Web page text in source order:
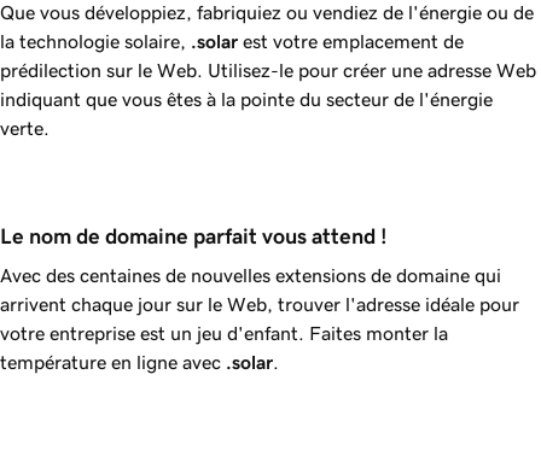
Que vous développiez, fabriquiez ou vendiez de l'énergie ou de
la technologie solaire,
.solar est votre emplacement de
prédilection sur le Web. Utilisez-le pour créer une adresse Web
indiquant que vous êtes à la pointe du secteur de l'énergie
verte.
Le nom de domaine parfait vous attend !
Avec des centaines de nouvelles extensions de domaine qui
arrivent chaque jour sur le Web, trouver l'adresse idéale pour
votre entreprise est un jeu d'enfant. Faites monter la
température en ligne avec .solar